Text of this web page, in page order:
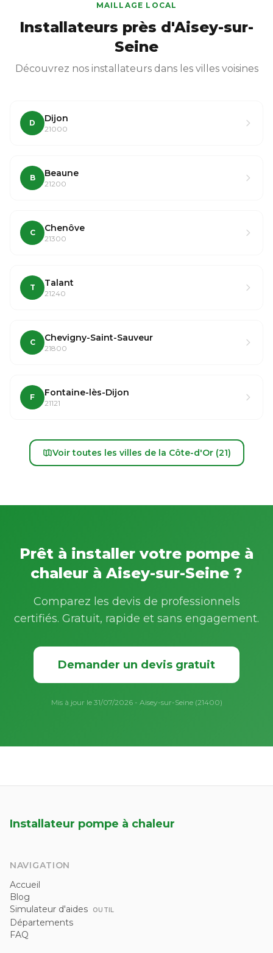
MAILLAGE LOCAL
Installateurs près d'Aisey-sur-
Seine
Découvrez nos installateurs dans les villes voisines
D Dijon
21000
B Beaune
21200
C Chenôve
21300
T Talant
21240
C Chevigny-Saint-Sauveur
21800
F Fontaine-lès-Dijon
21121
Voir toutes les villes de la Côte-d'Or (21)
Prêt à installer votre pompe à
chaleur à Aisey-sur-Seine ?
Comparez les devis de professionnels
certifiés. Gratuit, rapide et sans engagement.
Demander un devis gratuit
Mis à jour le 31/07/2026 - Aisey-sur-Seine (21400)
Installateur pompe à chaleur
NAVIGATION
Accueil
Blog
Simulateur d'aides
OUTIL
Départements
FAQ